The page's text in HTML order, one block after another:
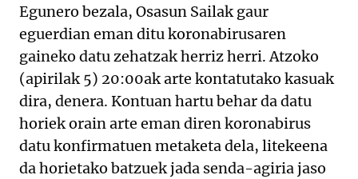
Egunero bezala, Osasun Sailak gaur
eguerdian eman ditu koronabirusaren
gaineko datu zehatzak herriz herri. Atzoko
(apirilak 5) 20:00ak arte kontatutako kasuak
dira, denera. Kontuan hartu behar da datu
horiek orain arte eman diren koronabirus
datu konfirmatuen metaketa dela, litekeena
da horietako batzuek jada senda-agiria jaso